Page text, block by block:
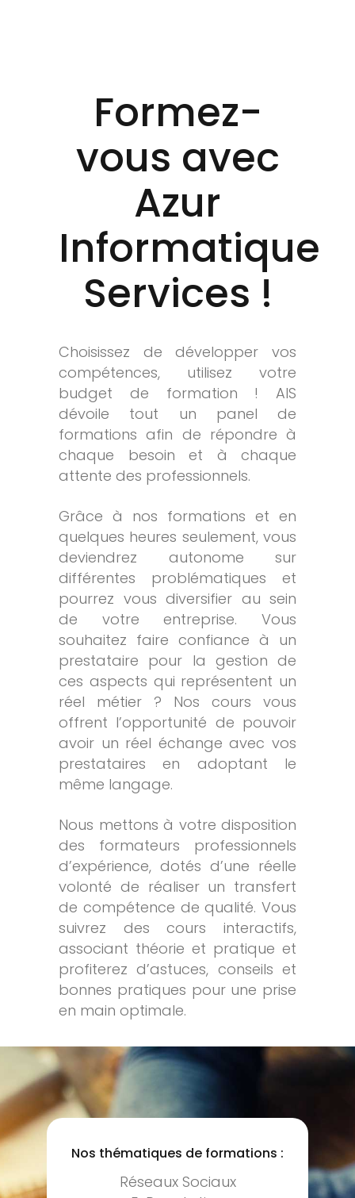
Formez-
vous avec
Azur
Informatique
Services !
Choisissez de développer vos
compétences, utilisez votre
budget de formation ! AIS
dévoile tout un panel de
formations afin de répondre à
chaque besoin et à chaque
attente des professionnels.
Grâce à nos formations et en
quelques heures seulement, vous
deviendrez autonome sur
différentes problématiques et
pourrez vous diversifier au sein
de votre entreprise. Vous
souhaitez faire confiance à un
prestataire pour la gestion de
ces aspects qui représentent un
réel métier ? Nos cours vous
offrent l’opportunité de pouvoir
avoir un réel échange avec vos
prestataires en adoptant le
même langage.
Nous mettons à votre disposition
des formateurs professionnels
d’expérience, dotés d’une réelle
volonté de réaliser un transfert
de compétence de qualité. Vous
suivrez des cours interactifs,
associant théorie et pratique et
profiterez d’astuces, conseils et
bonnes pratiques pour une prise
en main optimale.
Nos thématiques de formations :
Réseaux Sociaux